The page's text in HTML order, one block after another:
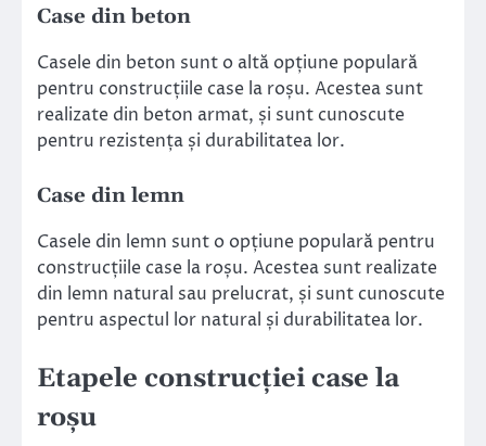
Case din beton
Casele din beton sunt o altă opțiune populară
pentru construcțiile case la roșu. Acestea sunt
realizate din beton armat, și sunt cunoscute
pentru rezistența și durabilitatea lor.
Case din lemn
Casele din lemn sunt o opțiune populară pentru
construcțiile case la roșu. Acestea sunt realizate
din lemn natural sau prelucrat, și sunt cunoscute
pentru aspectul lor natural și durabilitatea lor.
Etapele construcției case la
roșu